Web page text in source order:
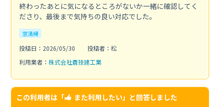
終わったあとに気になるところがないか一緒に確認してく
ださり、最後まで気持ちの良い対応でした。
窓清掃
投稿日：2026/05/30
投稿者：松
利用業者： 株式会社蒼技建工業
この利用者は「 また利用したい」と回答しました